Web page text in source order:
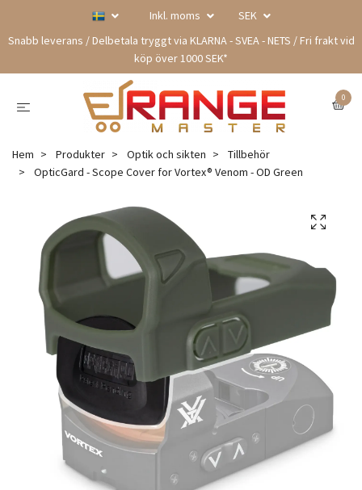
Inkl. moms
SEK
Snabb leverans / Delbetala tryggt via KLARNA - SVEA - NETS / Fri frakt vid
köp över 1000 SEK*
0
Hem Produkter Optik och sikten
Tillbehör
OpticGard - Scope Cover for Vortex® Venom - OD Green